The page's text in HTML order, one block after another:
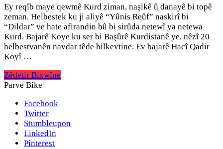
Ey reqîb maye qewmê Kurd ziman, naşikê û danayê bi topê
zeman. Helbestek ku ji aliyê “Yûnis Reûf” naskirî bi
“Dildar” ve hate afirandin bû bi sirûda netewî ya netewa
Kurd. Bajarê Koye ku ser bi Başûrê Kurdistanê ye, nêzî 20
helbestvanên navdar têde hilkevtine. Ev bajarê Hacî Qadir
Koyî …
Zêdetir Bixwîne
Parve Bike
Facebook
Twitter
Stumbleupon
LinkedIn
Pinterest